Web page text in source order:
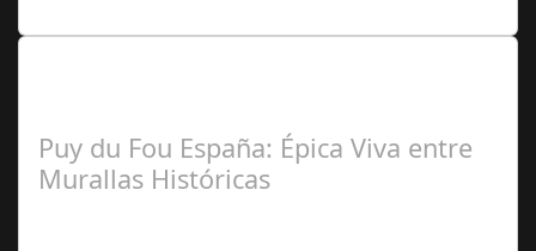
Puy du Fou España: Épica Viva entre
Murallas Históricas